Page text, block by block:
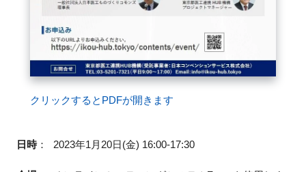
閉じる
クリックするとPDFが開きます
日時： 2023年1月20日(金) 16:00-17:30